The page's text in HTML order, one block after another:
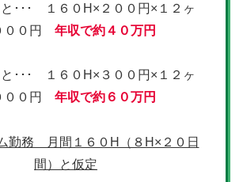
と･･･ １６０H×２００円×１２ヶ
００円 年収で約４０万円
と･･･ １６０H×３００円×１２ヶ
００円 年収で約 ６０万円
勤務 月間１６０H（８H×２０日
間）と仮定